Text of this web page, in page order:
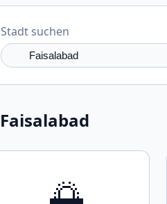
Stadt suchen
Faisalabad
🌅